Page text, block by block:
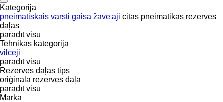
Kategorija
pneimatiskais vārsti gaisa žāvētāji citas pneimatikas rezerves
daļas
parādīt visu
Tehnikas kategorija
vilcēji
parādīt visu
Rezerves daļas tips
oriģināla rezerves daļa
parādīt visu
Marka